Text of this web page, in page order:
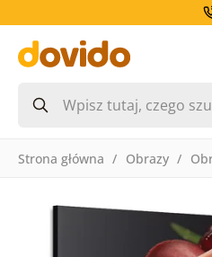
Strona główna Obrazy